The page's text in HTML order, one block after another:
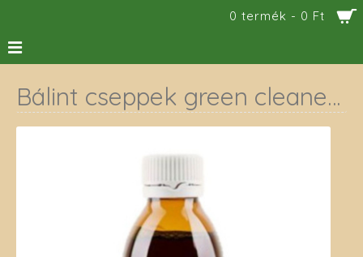
0 termék - 0 Ft
Bálint cseppek green cleaner csepp 150 ml